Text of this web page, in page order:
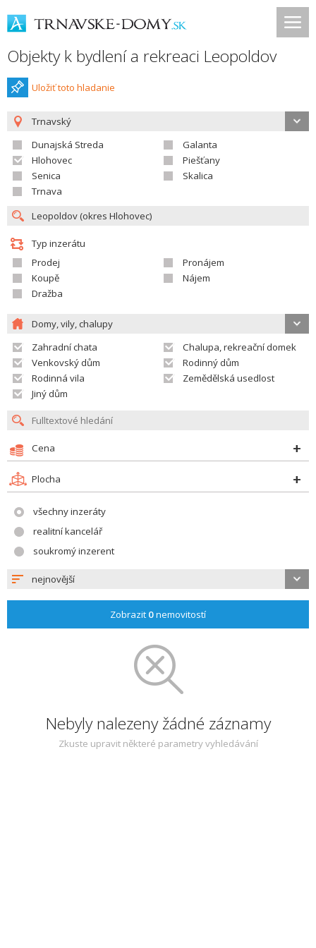
Objekty k bydlení a rekreaci Leopoldov
Uložiť toto hladanie
Trnavský
Dunajská Streda
Galanta
Hlohovec
Piešťany
Senica
Skalica
Trnava
Typ inzerátu
Prodej
Pronájem
Koupě
Nájem
Dražba
Domy, vily, chalupy
Zahradní chata
Chalupa, rekreační domek
Venkovský dům
Rodinný dům
Rodinná vila
Zemědělská usedlost
Jiný dům
Cena
Plocha
všechny inzeráty
realitní kancelář
soukromý inzerent
nejnovější
Zobrazit 0nemovitostí
Nebyly nalezeny žádné záznamy
Zkuste upravit některé parametry vyhledávání